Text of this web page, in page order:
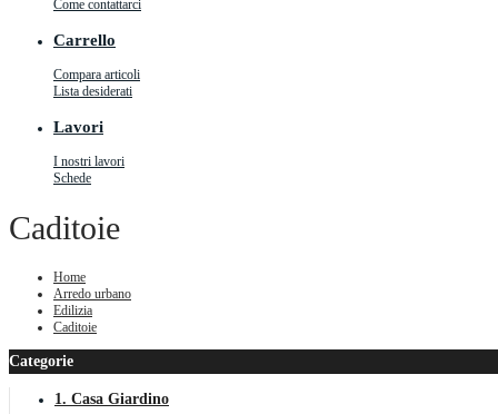
Come contattarci
Carrello
Compara articoli
Lista desiderati
Lavori
I nostri lavori
Schede
Caditoie
Home
Arredo urbano
Edilizia
Caditoie
Categorie
1. Casa Giardino